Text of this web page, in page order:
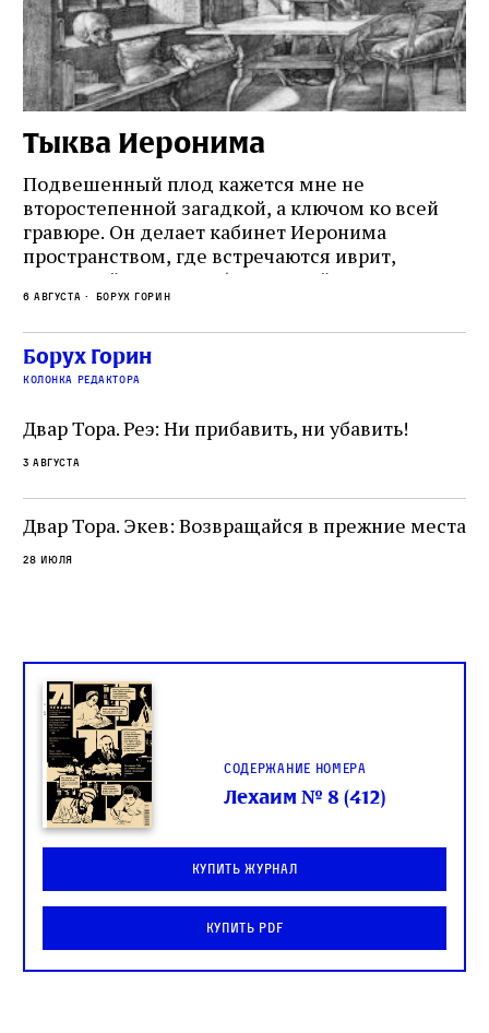
Тыква Иеронима
Подвешенный плод кажется мне не
второстепенной загадкой, а ключом ко всей
гравюре. Он делает кабинет Иеронима
пространством, где встречаются иврит,
греческий и латынь; буквальный смысл и
церковная традиция; филологическая
точность и понятность; переводчик,
убеждённый в необходимости исправления, и
читатель, воспринимающий исправление как
не просто покровитель переводчиков,
окружённый книгами. Перед нами человек,
одно решение которого вызвало возмущение
целой общины и стало частью многовекового
спора о том, кому принадлежит последнее
слово в переводе Библии
6 августа Борух Горин
Борух Горин
колонка редактора
Двар Тора. Реэ: Ни прибавить, ни убавить!
3 августа
Двар Тора. Экев: Возвращайся в прежние места
28 июля
Содержание номера
Лехаим № 8 (412)
Купить журнал
Купить PDF